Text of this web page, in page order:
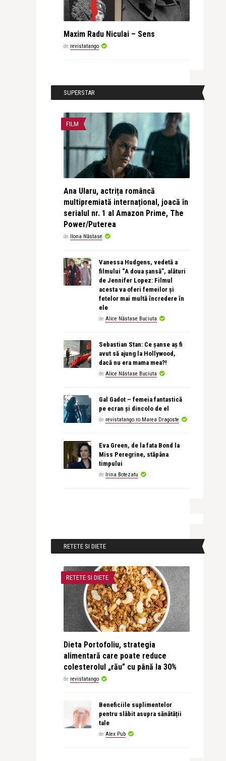
Maxim Radu Niculai – Sens
de revistatango
SUPERSTAR
FILM
Ana Ularu, actrița româncă
multipremiată internațional, joacă în
serialul nr. 1 al Amazon Prime, The
Power/Puterea
de Ilona Năstase
Vanessa Hudgens, vedetă a
filmului “A doua șansă”, alături
de Jennifer Lopez: Filmul
acesta va oferi femeilor și
fetelor mai multă încredere în
ele
de Alice Năstase Buciuta
Sebastian Stan: Ce șanse aș fi
avut să ajung la Hollywood,
dacă nu era mama mea?!
de Alice Năstase Buciuta
Gal Gadot – femeia fantastică
pe ecran și dincolo de el
de revistatango.ro Marea Dragoste
Eva Green, de la fata Bond la
Miss Peregrine, stăpâna
timpului
de Irina Botezatu
RETETE SI DIETE
RETETE SI DIETE
Dieta Portofoliu, strategia
alimentară care poate reduce
colesterolul „rău” cu până la 30%
de revistatango
Beneficiile suplimentelor
pentru slăbit asupra sănătății
tale
de Alex Pub